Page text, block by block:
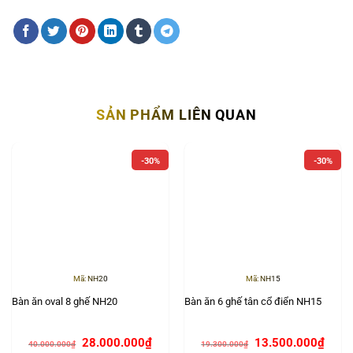
SẢN PHẨM LIÊN QUAN
-30%
Mã: NH20
Bàn ăn oval 8 ghế NH20
40.000.000₫
Giá
gốc
28.000.000₫Giá
hiện
-30%
Mã: NH15
Bàn ăn 6 ghế tân cổ điển NH15
19.300.000₫
Giá
gốc
13.500.000₫Giá
hiện